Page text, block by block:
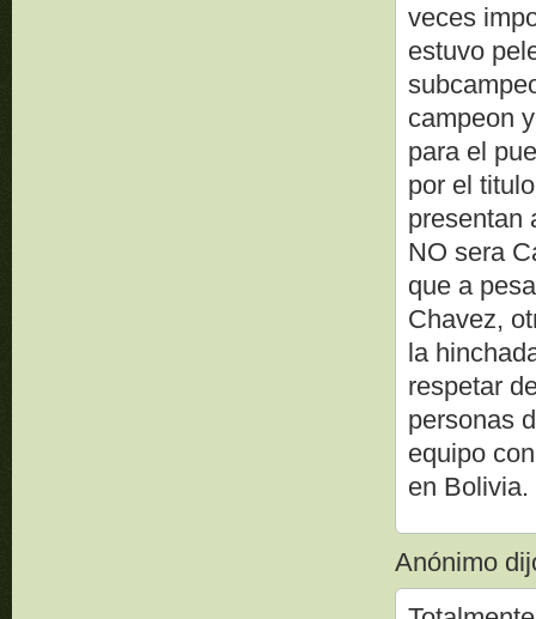
veces
estuvo
campeon
para el
por el
presentan
NO sera
que a
Chavez,
la
respetar
personas
equipo
en Bolivia.
Anónimo